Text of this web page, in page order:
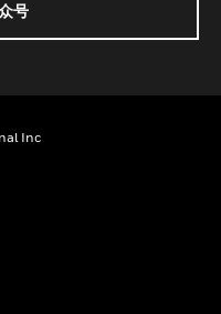
号
Inc